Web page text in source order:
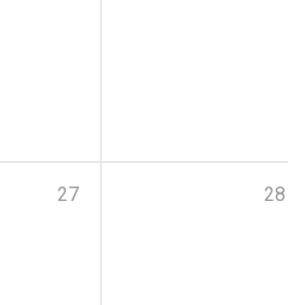
27 28